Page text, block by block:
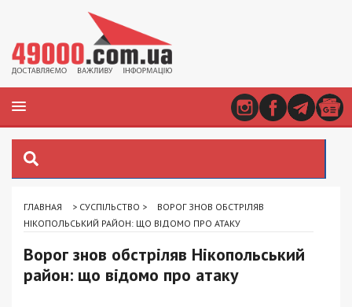
ГЛАВНАЯ > СУСПІЛЬСТВО >
ВОРОГ ЗНОВ ОБСТРІЛЯВ
НІКОПОЛЬСЬКИЙ РАЙОН: ЩО ВІДОМО ПРО АТАКУ
Ворог знов обстріляв Нікопольський
район: що відомо про атаку